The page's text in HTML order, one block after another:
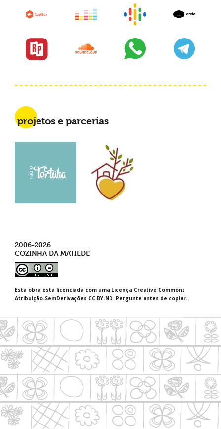
projetos e parcerias
2006-2026
COZINHA DA MATILDE
Esta obra está licenciada com uma Licença Creative Commons
Atribuição-SemDerivações CC BY-ND. Pergunte antes de copiar.